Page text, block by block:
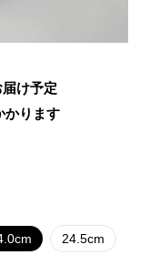
け予定
かります
24.5cm